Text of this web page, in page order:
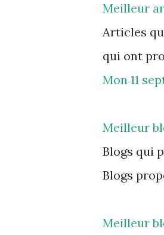
Meilleur
Articles
qui ont
Mon 11
Meilleur
Blogs qui
Blogs
Meilleur